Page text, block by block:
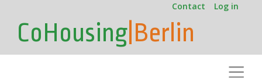
account
menu
Contact Log in
CoHousing |Berlin